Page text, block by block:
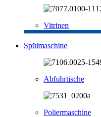
Vitrinen
Spülmaschine
Abfuhrtische
Poliermaschine